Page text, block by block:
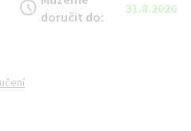
doručit do:
31.8.2026